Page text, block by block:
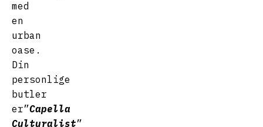
med
en
urban
oase.
Din
personlige
butler
er”Capella
Culturalist”